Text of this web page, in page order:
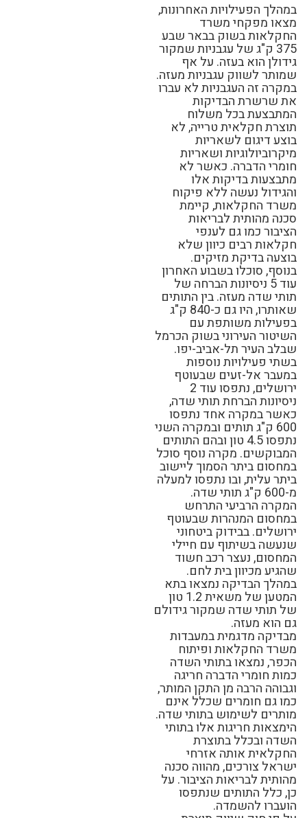
במהלך הפעילויות האחרונות,
מצאו מפקחי משרד
החקלאות בשוק בבאר שבע
375 ק"ג של עגבניות שמקור
גידולן הוא בעזה. על אף
שמותר לשווק עגבניות מעזה.
במקרה זה העגבניות לא עברו
את שרשרת הבדיקות
המתבצעת בכל משלוח
תוצרת חקלאית טרייה, לא
בוצע דיגום לשאריות
מיקרוביולוגיות ושאריות
חומרי הדברה. כאשר לא
מתבצעות בדיקות אלו
והגידול נעשה ללא פיקוח
משרד החקלאות, קיימת
סכנה מהותית לבריאות
הציבור כמו גם לענפי
חקלאות רבים כיוון שלא
בוצעה בדיקת מזיקים.
בנוסף, סוכלו בשבוע האחרון
עוד 5 ניסיונות הברחה של
תותי שדה מעזה. בין התותים
שאותרו, היו גם כ-840 ק"ג
בפעילות משותפת עם
השיטור העירוני בשוק הכרמל
שבלב העיר תל-אביב-יפו.
בשתי פעילויות נוספות
במעבר אל-זעים שבעוטף
ירושלים, נתפסו עוד 2
ניסיונות הברחת תותי שדה,
כאשר במקרה אחד נתפסו
600 ק"ג תותים ובמקרה השני
נתפסו 4.5 טון ובהם התותים
המבוקשים. מקרה נוסף סוכל
במחסום ביתר הסמוך ליישוב
ביתר עלית, ובו נתפסו למעלה
מ-600 ק"ג תותי שדה.
המקרה הרביעי התרחש
במחסום המנהרות שבעוטף
ירושלים. בבידוק ביטחוני
שנעשה בשיתוף עם חיילי
המחסום, נעצר רכב חשוד
שהגיע מכיוון בית לחם.
במהלך הבדיקה נמצאו בתא
המטען של משאית 1.2 טון
של תותי שדה שמקור גידולם
גם הוא מעזה.
מבדיקה מדגמית במעבדות
משרד החקלאות ופיתוח
הכפר, נמצאו בתותי השדה
כמות חומרי הדברה חריגה
וגבוהה הרבה מן התקן המותר,
כמו גם חומרים שכלל אינם
מותרים לשימוש בתותי שדה.
הימצאות חריגות אלו בתותי
השדה ובכלל בתוצרת
החקלאית אותה אזרחי
ישראל צורכים, מהווה סכנה
מהותית לבריאות הציבור. על
כן, כלל התותים שנתפסו
הועברו להשמדה.